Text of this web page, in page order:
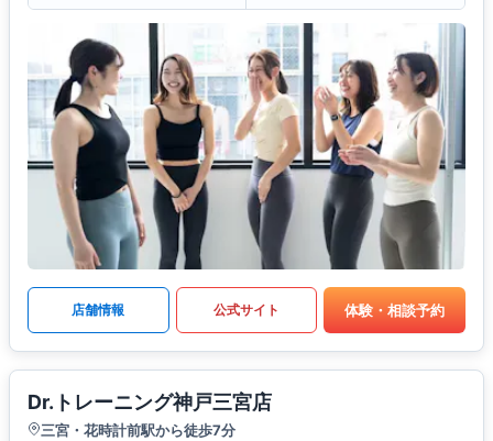
店舗情報 公式サイト 体験・相談予約
Dr.トレーニング神戸三宮店
三宮・花時計前駅から徒歩7分